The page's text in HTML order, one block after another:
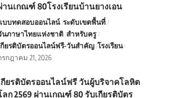
านเกณฑ์ 80โรงเรียนบ้านยางเอน
บบทดสอบออนไลน์ ระดับเขตพื้นที่
นภาษาไทยแห่งชาติ สำหรับครู
กียรติบัตรออนไลน์ฟรี-วันสำคัญ โรงเรียน
รกฎาคม 21, 2026
กียรติบัตรออนไลน์ฟรี วันผู้บริจาคโลหิต
ลก 2569 ผ่านเกณฑ์ 80 รับเกียรติบัตร